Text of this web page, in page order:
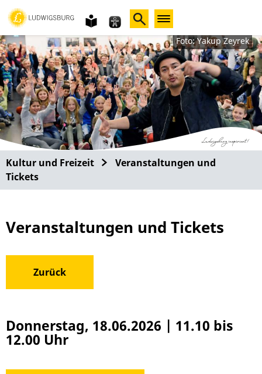
Gebärdensprache
leichte
Sprache Foto: Yakup Zeyrek
Kultur und Freizeit
Veranstaltungen und
Tickets
Veranstaltungen und Tickets
Zurück
Donnerstag, 18.06.2026 | 11.10 bis
12.00 Uhr